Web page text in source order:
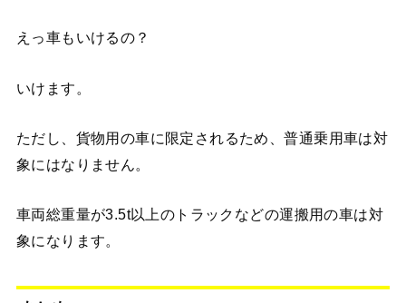
えっ車もいけるの？
いけます。
ただし、貨物用の車に限定されるため、普通乗用車は対
象にはなりません。
車両総重量が3.5t以上のトラックなどの運搬用の車は対
象になります。